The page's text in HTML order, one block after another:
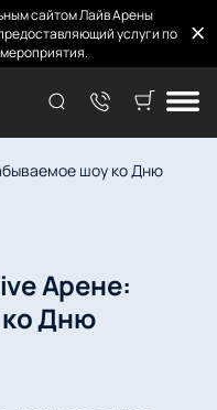
сайтом Лайв Арены
услуги по
шоу ко Дню
Арене:
Дню